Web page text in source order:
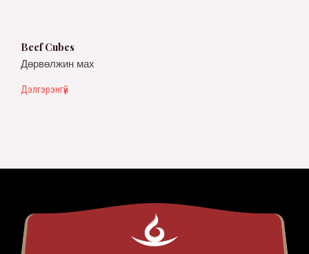
Beef Cubes
Дөрвөлжин мах
Дэлгэрэнгүй